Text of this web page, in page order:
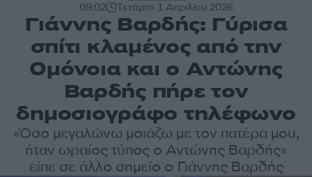
09:02 Τετάρτη 1 Απριλίου 2026
Γιάννης Βαρδής: Γύρισα
σπίτι κλαμένος από την
Ομόνοια και ο Αντώνης
Βαρδής πήρε τον
δημοσιογράφο τηλέφωνο
«Όσο μεγαλώνω μοιάζω με τον πατέρα μου,
ήταν ωραίος τύπος ο Αντώνης Βαρδής»
είπε σε άλλο σημείο ο Γιάννης Βαρδής